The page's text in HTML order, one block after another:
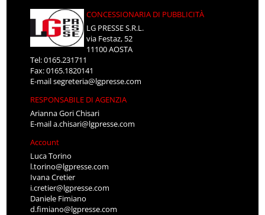
CONCESSIONARIA DI PUBBLICITÀ
LG PRESSE S.R.L.
via Festaz, 52
11100 AOSTA
Tel: 0165.231711
Fax: 0165.1820141
E-mailsegreteria@lgpresse.com
RESPONSABILE DI AGENZIA
Arianna Gori Chisari
E-maila.chisari@lgpresse.com
Account
Luca Torino
l.torino@lgpresse.com
Ivana Cretier
i.cretier@lgpresse.com
Daniele Fimiano
d.fimiano@lgpresse.com